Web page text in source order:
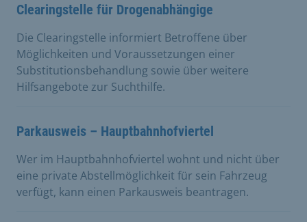
Clearingstelle für Drogenabhängige
Die Clearingstelle informiert Betroffene über
Möglichkeiten und Voraussetzungen einer
Substitutionsbehandlung sowie über weitere
Hilfsangebote zur Suchthilfe.
Parkausweis – Hauptbahnhofviertel
Wer im Hauptbahnhofviertel wohnt und nicht über
eine private Abstellmöglichkeit für sein Fahrzeug
verfügt, kann einen Parkausweis beantragen.